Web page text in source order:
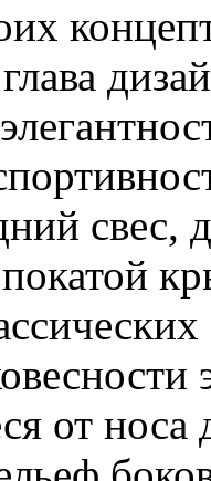
свес,
покатой
от носа